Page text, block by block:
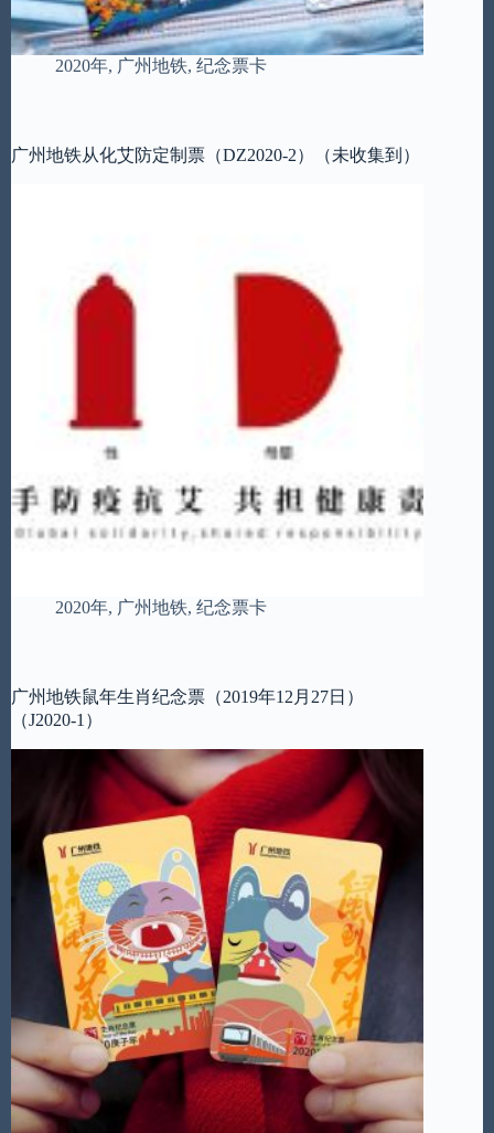
2020年, 广州地铁, 纪念票卡
广州地铁从化艾防定制票（DZ2020-2）（未收集到）
2020年, 广州地铁, 纪念票卡
广州地铁鼠年生肖纪念票（2019年12月27日）
（J2020-1）